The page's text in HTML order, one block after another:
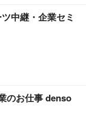
中継・企業セミ
のお仕事 denso